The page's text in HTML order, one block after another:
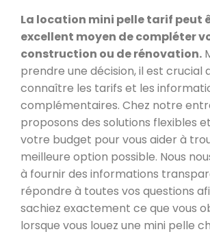
La location mini pelle tarif peut
excellent moyen de compléter
construction ou de rénovation.
prendre une décision, il est crucial
connaître les tarifs et les
complémentaires. Chez notre
proposons des solutions flexibles
votre budget pour vous aider à
meilleure option possible. Nous
à fournir des informations
répondre à toutes vos questions
sachiez exactement ce que vous
lorsque vous louez une mini pelle